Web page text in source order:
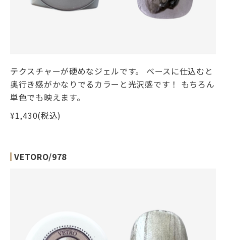
テクスチャーが硬めなジェルです。 ベースに仕込むと
奥行き感がかなりでるカラーと光沢感です！ もちろん
単色でも映えます。
¥1,430(税込)
VETORO/978